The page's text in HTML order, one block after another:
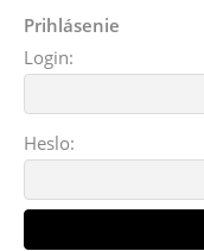
Prihlásenie
Login:
Heslo: